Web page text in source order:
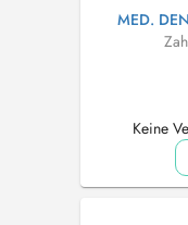
MED.
Keine